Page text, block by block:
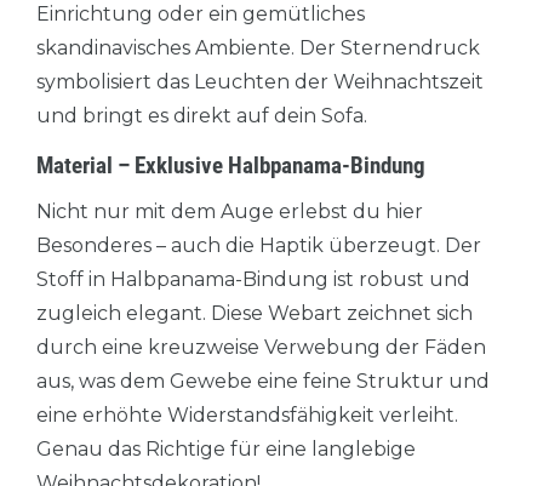
Einrichtung oder ein gemütliches
skandinavisches Ambiente. Der Sternendruck
symbolisiert das Leuchten der Weihnachtszeit
und bringt es direkt auf dein Sofa.
Material – Exklusive Halbpanama-Bindung
Nicht nur mit dem Auge erlebst du hier
Besonderes – auch die Haptik überzeugt. Der
Stoff in Halbpanama-Bindung ist robust und
zugleich elegant. Diese Webart zeichnet sich
durch eine kreuzweise Verwebung der Fäden
aus, was dem Gewebe eine feine Struktur und
eine erhöhte Widerstandsfähigkeit verleiht.
Genau das Richtige für eine langlebige